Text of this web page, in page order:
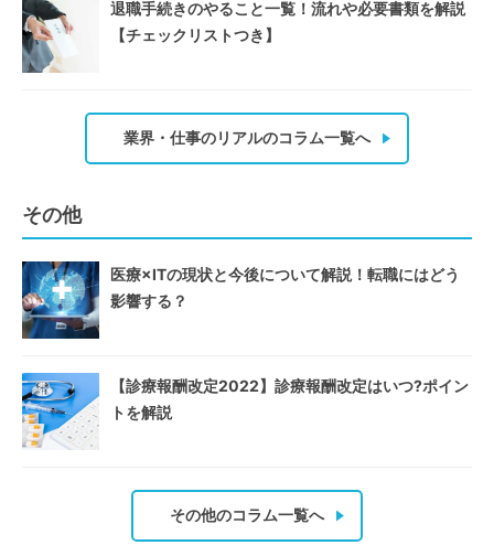
退職手続きのやること一覧！流れや必要書類を解説
【チェックリストつき】
業界・仕事のリアルのコラム一覧へ
その他
医療×ITの現状と今後について解説！転職にはどう
影響する？
【診療報酬改定2022】診療報酬改定はいつ?ポイン
トを解説
その他のコラム一覧へ